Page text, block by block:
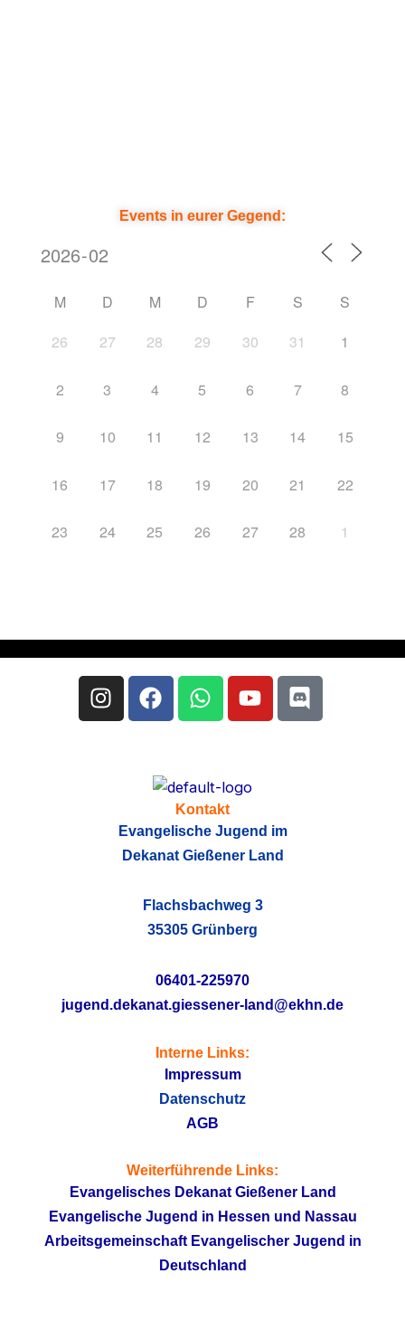
Events in eurer Gegend:
M D M D F S
S
26
27 28 29 30 31 1
2 3 4 5 6 7 8
9 10 11 12 13 14 15
16 17 18 19 20 21 22
23 24 25 26 27 28 1
Instagram
FacebookWhatsapp
YoutubeDiscord
Kontakt
Evangelische Jugend im
Dekanat Gießener Land
Flachsbachweg 3
35305 Grünberg
06401-225970
jugend.dekanat.giessener-land@ekhn.de
Interne Links:
Impressum
Datenschutz
AGB
Weiterführende Links:
Evangelisches Dekanat Gießener Land
Evangelische Jugend in Hessen und Nassau
Arbeitsgemeinschaft Evangelischer Jugend in
Deutschland